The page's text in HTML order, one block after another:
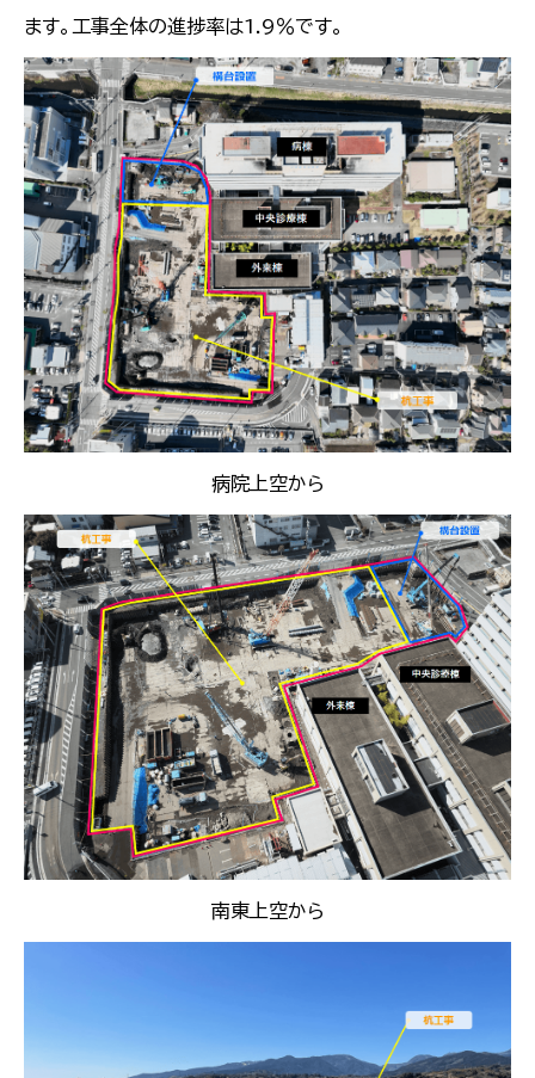
ます。工事全体の進捗率は1.9％です。
病院上空から
南東上空から